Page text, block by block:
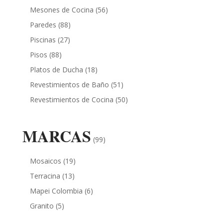
Mesones de Cocina (56)
Paredes (88)
Piscinas (27)
Pisos (88)
Platos de Ducha (18)
Revestimientos de Baño (51)
Revestimientos de Cocina (50)
MARCAS (99)
Mosaicos (19)
Terracina (13)
Mapei Colombia (6)
Granito (5)